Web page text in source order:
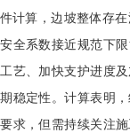
计算，边坡整体存在
全系数接近规范下
艺、加快支护进度
稳定性。计算表明
求，但需持续关注